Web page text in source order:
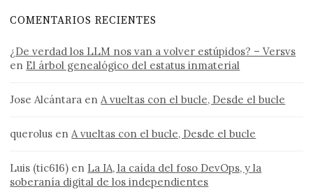
COMENTARIOS RECIENTES
¿De verdad los LLM nos van a volver estúpidos? – Versvs
en El árbol genealógico del estatus inmaterial
Jose Alcántara enA vueltas con el bucle, Desde el bucle
querolus enA vueltas con el bucle, Desde el bucle
Luis (tic616) en La IA, la caída del foso DevOps, y la
soberanía digital de los independientes